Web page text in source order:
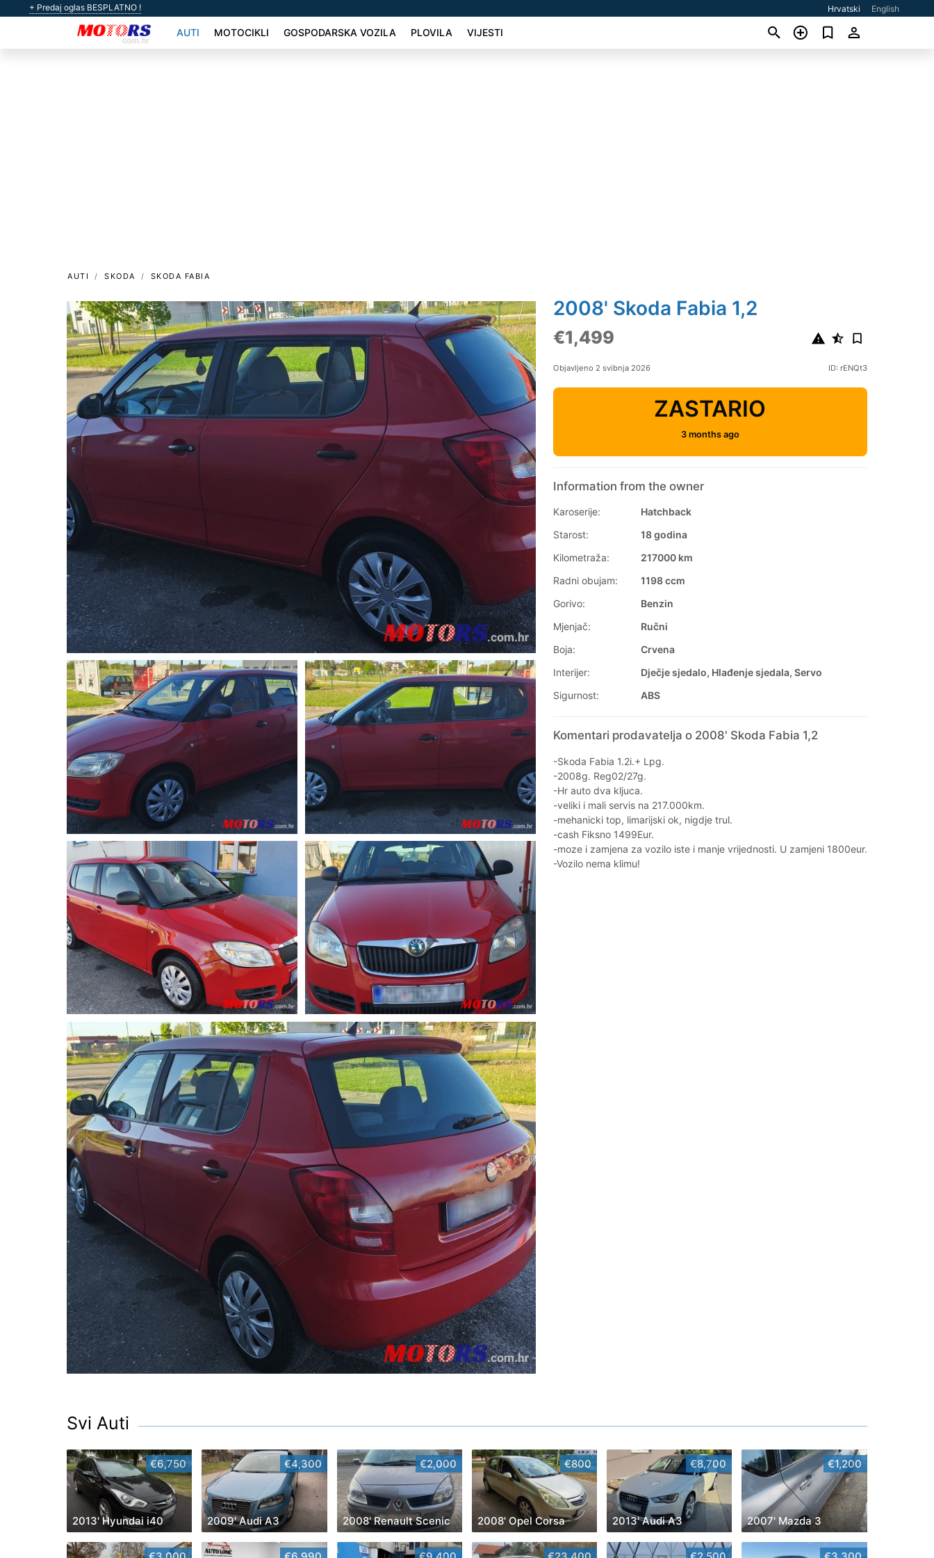
+ Predaj oglas BESPLATNO ! Hrvatski English
AUTI MOTOCIKLI GOSPODARSKA VOZILA PLOVILA VIJESTI
AUTI SKODA SKODA FABIA
2008' Skoda Fabia 1,2
€1,499
Objavljeno 2 svibnja 2026 ID: rENQt3
ZASTARIO
3 months ago
Information from the owner
Karoserije:
Hatchback
Starost:
18 godina
Kilometraža:
217000 km
Radni obujam:
1198 ccm
Gorivo:
Benzin
Mjenjač:
Ručni
Boja:
Crvena
Interijer:
Dječje sjedalo, Hlađenje sjedala, Servo
Sigurnost:
ABS
Komentari prodavatelja o 2008' Skoda Fabia 1,2
-Skoda Fabia 1.2i.+ Lpg.
-2008g. Reg02/27g.
-Hr auto dva kljuca.
-veliki i mali servis na 217.000km.
-mehanicki top, limarijski ok, nigdje trul.
-cash Fiksno 1499Eur.
-moze i zamjena za vozilo iste i manje vrijednosti. U zamjeni 1800eur.
-Vozilo nema klimu!
Svi Auti
€6,750
2013' Hyundai i40
€4,300
2009' Audi A3
€2,000
2008' Renault Scenic
€800
2008' Opel Corsa
€8,700
2013' Audi A3
€1,200
2007' Mazda 3